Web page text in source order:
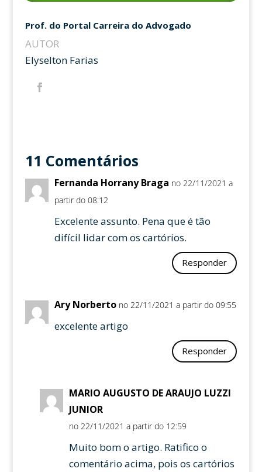
Prof. do Portal Carreira do Advogado
AUTOR
Elyselton Farias
11 Comentários
Fernanda Horrany Braga no 22/11/2021 a
partir do 08:12
Excelente assunto. Pena que é tão
difícil lidar com os cartórios.
Responder
Ary Norberto no 22/11/2021 a partir do 09:55
excelente artigo
Responder
MARIO AUGUSTO DE ARAUJO LUZZI
JUNIOR
no 22/11/2021 a partir do 12:59
Muito bom o artigo. Ratifico o
comentário acima, pois os cartórios